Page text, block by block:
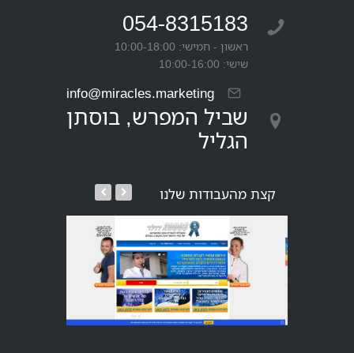
054-8315183
ראשון - חמישי: 10:00-18:00
שישי: 10:00-16:00
שביל המפרש, בוסתן
הגליל
קצת מהעבודות שלנו